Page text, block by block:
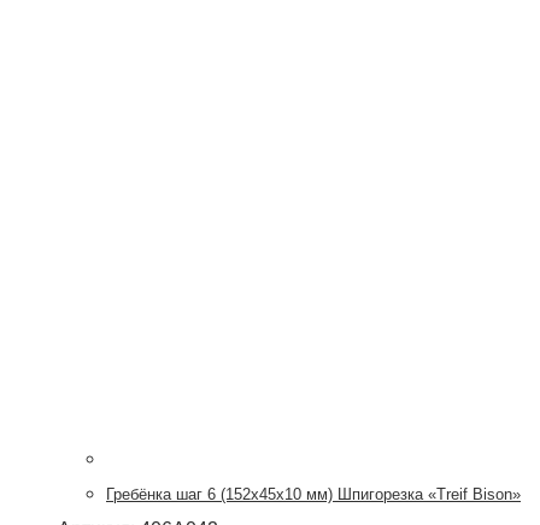
Гребёнка шаг 6 (152х45х10 мм) Шпигорезка «Treif Bison»